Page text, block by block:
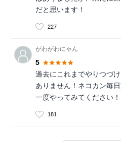
だと思います！
227
がわがわにゃん
5
過去にこれまでやりつづ
ありません！ネコカン毎日
一度やってみてください！
181